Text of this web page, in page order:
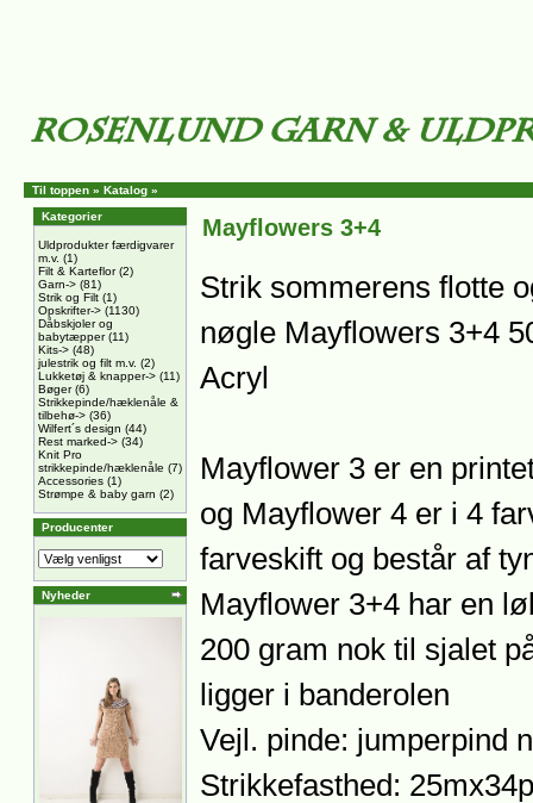
Til toppen » Katalog »
Kategorier
Uldprodukter færdigvarer
m.v. (1)
Filt & Karteflor(2)
Garn-> (81)
Strik og Filt (1)
Opskrifter-> (1130)
Dåbskjoler og
babytæpper(11)
Kits-> (48)
julestrik og filt m.v. (2)
Lukketøj & knapper-> (11)
Bøger(6)
Strikkepinde/hæklenåle &
tilbehø-> (36)
Wilfert´s design (44)
Rest marked-> (34)
Knit Pro
strikkepinde/hæklenåle (7)
Accessories (1)
Strømpe & baby garn (2)
Producenter
Nyheder
Mayflowers 3+4
Strik sommerens flotte
nøgle Mayflowers 3+4
Acryl
Mayflower 3 er en
og Mayflower 4 er i 4
farveskift og består af
Mayflower 3+4 har en
200 gram nok til sjalet
ligger i banderolen
Vejl. pinde: jumperpind
Strikkefasthed: